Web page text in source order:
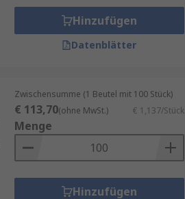
Hinzufügen
Datenblätter
Zwischensumme (1 Beutel mit 100 Stück)
€ 113,70(ohne MwSt.) € 1,137/Stück
Menge
Hinzufügen